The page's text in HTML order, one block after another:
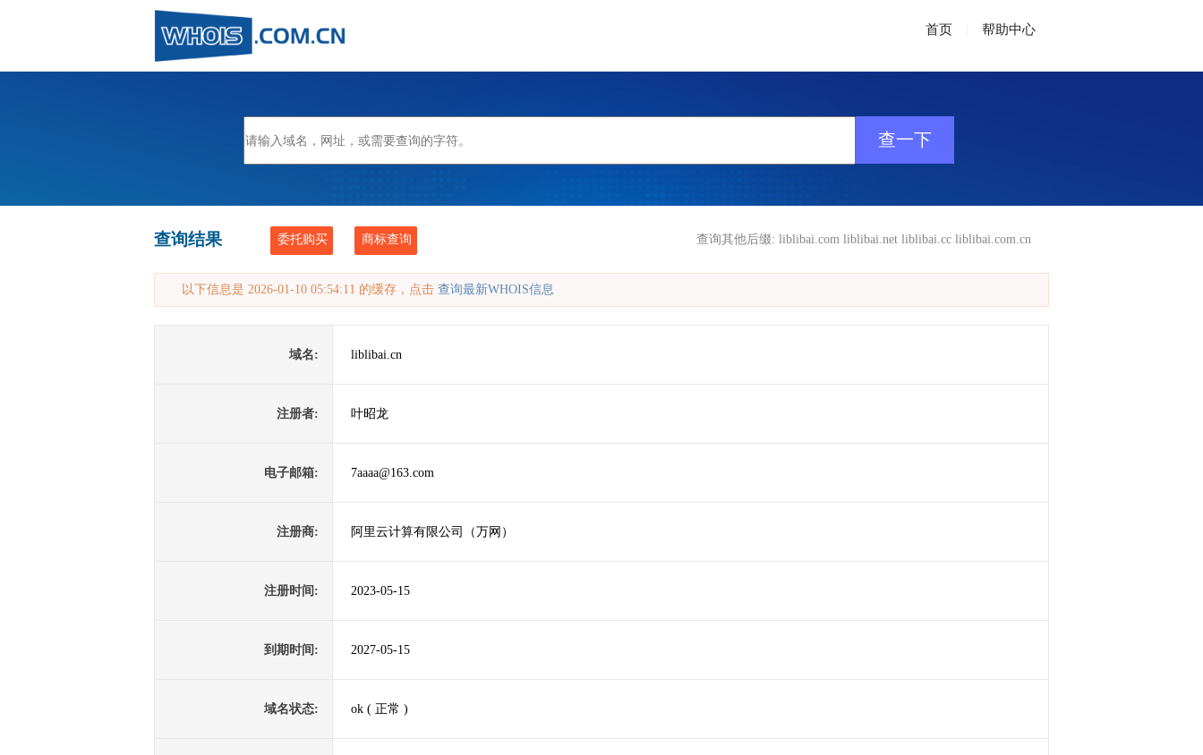
首页 帮助中心
查询结果 委托购买 商标查询 查询其他后缀: liblibai.com liblibai.net liblibai.cc liblibai.com.cn
以下信息是 2026-01-10 05:54:11 的缓存，点击 查询最新WHOIS信息
域名: liblibai.cn
注册者: 叶昭龙
电子邮箱: 7aaaa@163.com
注册商: 阿里云计算有限公司（万网）
注册时间: 2023-05-15
到期时间: 2027-05-15
域名状态: ok ( 正常 )